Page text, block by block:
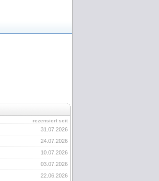
rezensiert seit
31.07.2026
24.07.2026
10.07.2026
03.07.2026
22.06.2026